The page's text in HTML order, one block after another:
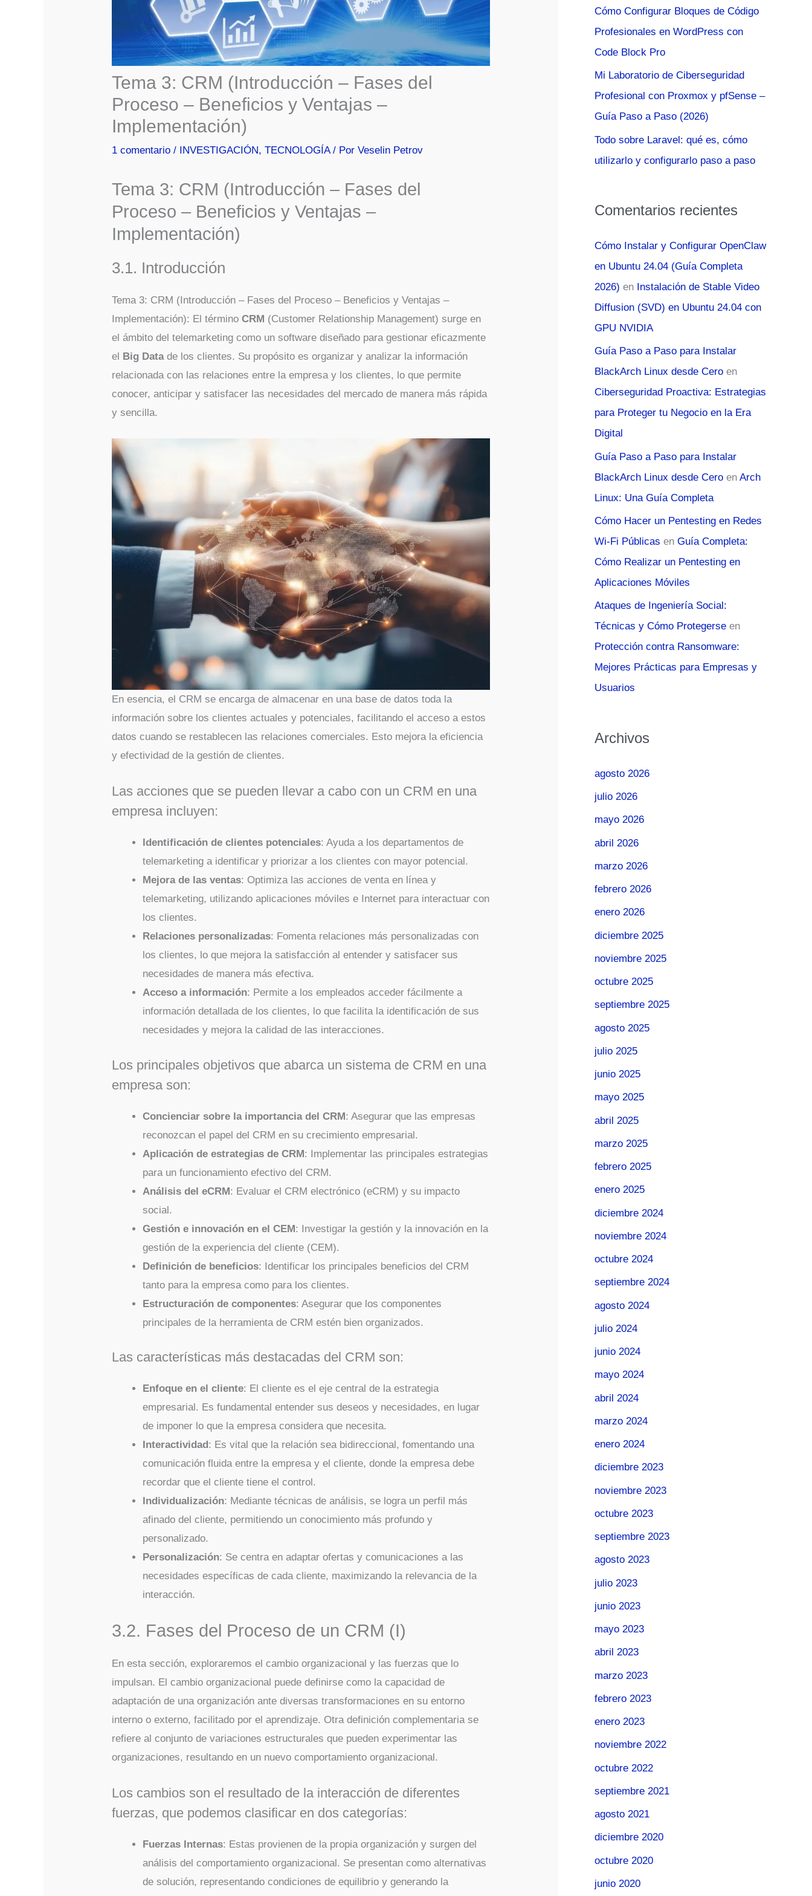
Tema 3: CRM (Introducción – Fases del
Proceso – Beneficios y Ventajas –
Implementación)
1 comentario / INVESTIGACIÓN,TECNOLOGÍA/ PorVeselin Petrov
Tema 3: CRM (Introducción – Fases del
Proceso – Beneficios y Ventajas –
Implementación)
3.1. Introducción
Tema 3: CRM (Introducción – Fases del Proceso – Beneficios y Ventajas –
Implementación): El términoCRM (Customer Relationship Management) surge en
el ámbito del telemarketing como un software diseñado para gestionar eficazmente
el Big Datade los clientes. Su propósito es organizar y analizar la información
relacionada con las relaciones entre la empresa y los clientes, lo que permite
conocer, anticipar y satisfacer las necesidades del mercado de manera más rápida
y sencilla.
En esencia, el CRM se encarga de almacenar en una base de datos toda la
información sobre los clientes actuales y potenciales, facilitando el acceso a estos
datos cuando se restablecen las relaciones comerciales. Esto mejora la eficiencia
y efectividad de la gestión de clientes.
Las acciones que se pueden llevar a cabo con un CRM en una
empresa incluyen:
Identificación de clientes potenciales: Ayuda a los departamentos de
telemarketing a identificar y priorizar a los clientes con mayor potencial.
Mejora de las ventas: Optimiza las acciones de venta en línea y
telemarketing, utilizando aplicaciones móviles e Internet para interactuar con
los clientes.
Relaciones personalizadas: Fomenta relaciones más personalizadas con
los clientes, lo que mejora la satisfacción al entender y satisfacer sus
necesidades de manera más efectiva.
Acceso a información: Permite a los empleados acceder fácilmente a
información detallada de los clientes, lo que facilita la identificación de sus
necesidades y mejora la calidad de las interacciones.
Los principales objetivos que abarca un sistema de CRM en una
empresa son:
Concienciar sobre la importancia del CRM: Asegurar que las empresas
reconozcan el papel del CRM en su crecimiento empresarial.
Aplicación de estrategias de CRM: Implementar las principales estrategias
para un funcionamiento efectivo del CRM.
Análisis del eCRM: Evaluar el CRM electrónico (eCRM) y su impacto
social.
Gestión e innovación en el CEM: Investigar la gestión y la innovación en la
gestión de la experiencia del cliente (CEM).
Definición de beneficios: Identificar los principales beneficios del CRM
tanto para la empresa como para los clientes.
Estructuración de componentes: Asegurar que los componentes
principales de la herramienta de CRM estén bien organizados.
Las características más destacadas del CRM son:
Enfoque en el cliente: El cliente es el eje central de la estrategia
empresarial. Es fundamental entender sus deseos y necesidades, en lugar
de imponer lo que la empresa considera que necesita.
Interactividad : Es vital que la relación sea bidireccional, fomentando una
comunicación fluida entre la empresa y el cliente, donde la empresa debe
recordar que el cliente tiene el control.
Individualización: Mediante técnicas de análisis, se logra un perfil más
afinado del cliente, permitiendo un conocimiento más profundo y
personalizado.
Personalización: Se centra en adaptar ofertas y comunicaciones a las
necesidades específicas de cada cliente, maximizando la relevancia de la
interacción.
3.2. Fases del Proceso de un CRM (I)
En esta sección, exploraremos el cambio organizacional y las fuerzas que lo
impulsan. El cambio organizacional puede definirse como la capacidad de
adaptación de una organización ante diversas transformaciones en su entorno
interno o externo, facilitado por el aprendizaje. Otra definición complementaria se
refiere al conjunto de variaciones estructurales que pueden experimentar las
organizaciones, resultando en un nuevo comportamiento organizacional.
Los cambios son el resultado de la interacción de diferentes
fuerzas, que podemos clasificar en dos categorías:
Fuerzas Internas: Estas provienen de la propia organización y surgen del
análisis del comportamiento organizacional. Se presentan como alternativas
de solución, representando condiciones de equilibrio y generando la
:
Cómo Configurar Bloques de Código
Profesionales en WordPress con
Code Block Pro
Mi Laboratorio de Ciberseguridad
Profesional con Proxmox y pfSense –
Guía Paso a Paso (2026)
Todo sobre Laravel: qué es, cómo
utilizarlo y configurarlo paso a paso
Comentarios recientes
Cómo Instalar y Configurar OpenClaw
en Ubuntu 24.04 (Guía Completa
2026) en Instalación de Stable Video
Diffusion (SVD) en Ubuntu 24.04 con
GPU NVIDIA
Guía Paso a Paso para Instalar
BlackArch Linux desde Cero en
Ciberseguridad Proactiva: Estrategias
para Proteger tu Negocio en la Era
Digital
Guía Paso a Paso para Instalar
BlackArch Linux desde Cero en Arch
Linux: Una Guía Completa
Cómo Hacer un Pentesting en Redes
Wi-Fi Públicas en Guía Completa:
Cómo Realizar un Pentesting en
Aplicaciones Móviles
Ataques de Ingeniería Social:
Técnicas y Cómo Protegerse en
Protección contra Ransomware:
Mejores Prácticas para Empresas y
Usuarios
Archivos
agosto 2026
julio 2026
mayo 2026
abril 2026
marzo 2026
febrero 2026
enero 2026
diciembre 2025
noviembre 2025
octubre 2025
septiembre 2025
agosto 2025
julio 2025
junio 2025
mayo 2025
abril 2025
marzo 2025
febrero 2025
enero 2025
diciembre 2024
noviembre 2024
octubre 2024
septiembre 2024
agosto 2024
julio 2024
junio 2024
mayo 2024
abril 2024
marzo 2024
enero 2024
diciembre 2023
noviembre 2023
octubre 2023
septiembre 2023
agosto 2023
julio 2023
junio 2023
mayo 2023
abril 2023
marzo 2023
febrero 2023
enero 2023
noviembre 2022
octubre 2022
septiembre 2021
agosto 2021
diciembre 2020
octubre 2020
junio 2020